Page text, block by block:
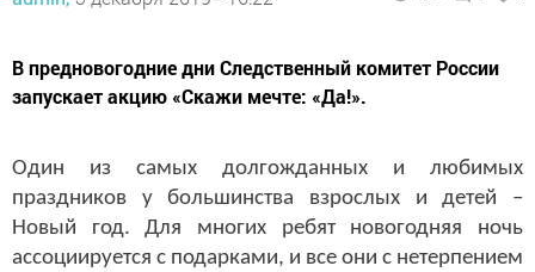
В предновогодние дни Следственный комитет России
запускает акцию «Скажи мечте: «Да!».
Один из самых долгожданных и любимых
праздников у большинства взрослых и детей –
Новый год. Для многих ребят новогодняя ночь
ассоциируется с подарками, и все они с нетерпением